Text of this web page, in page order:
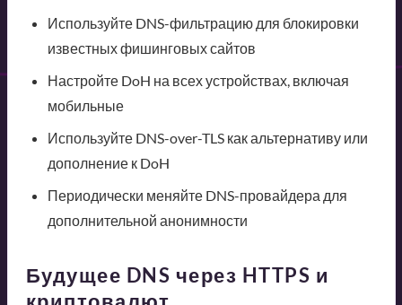
Используйте DNS-фильтрацию для блокировки
известных фишинговых сайтов
Настройте DoH на всех устройствах, включая
мобильные
Используйте DNS-over-TLS как альтернативу или
дополнение к DoH
Периодически меняйте DNS-провайдера для
дополнительной анонимности
Будущее DNS через HTTPS и